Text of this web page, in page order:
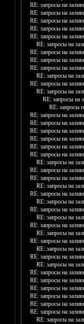
RE: запросы на
RE: запросы на
RE: запросы на
RE: запросы на
RE: запросы на
RE: запросы на
RE: запросы на
RE: запросы на
RE: запросы на
RE: запросы на
RE: запросы на
RE: запросы на
RE: запросы на
RE: запросы
RE: запросы на
RE: запросы на
RE: запросы на
RE: запросы на
RE: запросы на
RE: запросы на
RE: запросы на
RE: запросы на
RE: запросы на
RE: запросы на
RE: запросы на
RE: запросы на
RE: запросы на
RE: запросы на
RE: запросы на
RE: запросы на
RE: запросы на
RE: запросы на
RE: запросы на
RE: запросы на
RE: запросы на
RE: запросы на
RE: запросы на
RE: запросы на
RE: запросы на
RE: запросы на
RE: запросы на